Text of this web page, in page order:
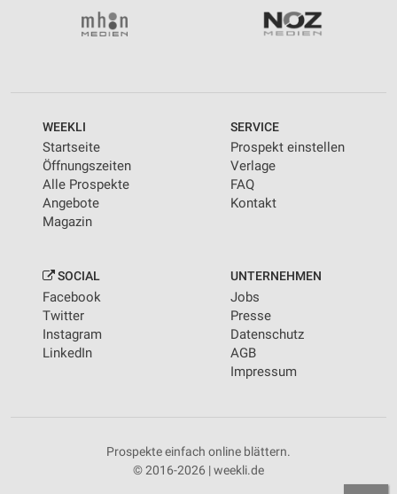
WEEKLI
Startseite
Öffnungszeiten
Alle Prospekte
Angebote
Magazin
SERVICE
Prospekt einstellen
Verlage
FAQ
Kontakt
SOCIAL
Facebook
Twitter
Instagram
LinkedIn
UNTERNEHMEN
Jobs
Presse
Datenschutz
AGB
Impressum
Prospekte einfach online blättern.
© 2016-2026 | weekli.de